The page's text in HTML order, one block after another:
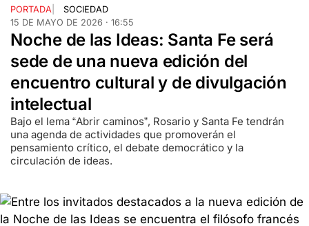
PORTADA
SOCIEDAD
15 DE MAYO DE 2026 · 16:55
Noche de las Ideas: Santa Fe será
sede de una nueva edición del
encuentro cultural y de divulgación
intelectual
Bajo el lema “Abrir caminos”, Rosario y Santa Fe tendrán
una agenda de actividades que promoverán el
pensamiento crítico, el debate democrático y la
circulación de ideas.